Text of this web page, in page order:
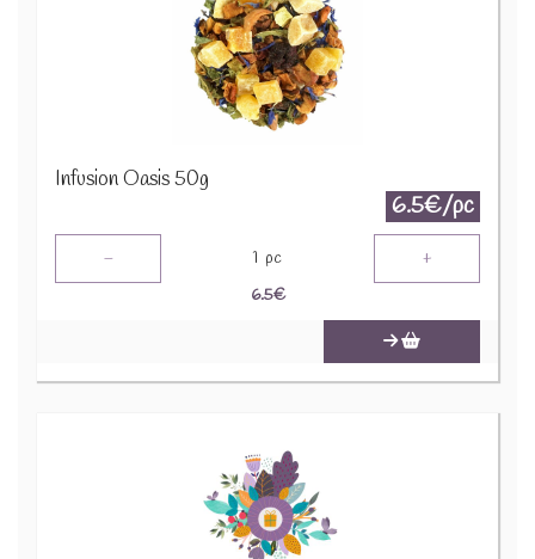
Infusion Oasis 50g
6.5€/pc
- 1 pc +
6.5€